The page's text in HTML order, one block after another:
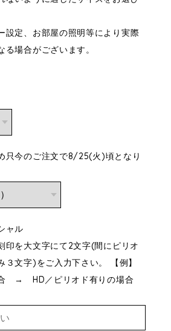
設定、お部屋の照明等により実際
場合がございます。
只今のご注文で8/25(火)頃となり
ャル
印を大文字にて2文字(間にピリオ
３文字)をご入力下さい。 【例】
合 → HD／ピリオド有りの場合